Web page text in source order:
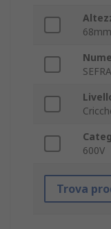
68mm
600V
Trova